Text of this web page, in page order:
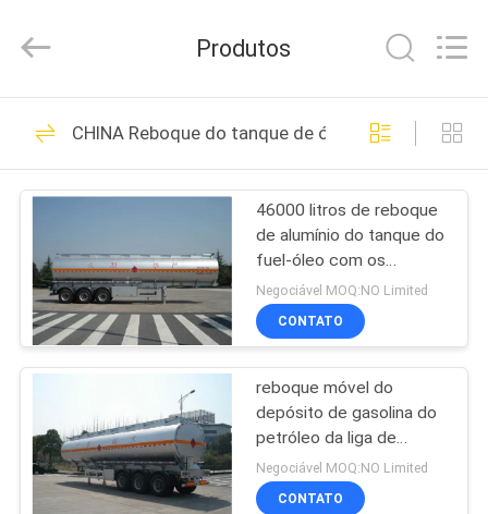
CASA
PRODUTOS
SOBRE
NÓS
EXCURSÃO
FÁBRICA
CONTROLE
SPECIAL
PURPOSE
All
Reserved.
unidade móvel da
inspeção da ponte
20
Caminhão da
inspeção da ponte
32
Produtos
CHINA Reboque do tanque de óleo
46000 litros de reboque
de alumínio do tanque do
fuel-óleo com os
reboques do petroleiro
do petróleo dos eixos de
12T BPW 3
Negociável MOQ:NO Limited
CONTATO
reboque móvel do
depósito de gasolina do
petróleo da liga de
alumínio do eixo 46000L
de 3x12T BPW
Negociável MOQ:NO Limited
CONTATO